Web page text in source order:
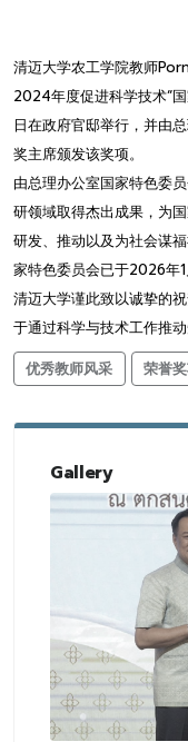
清迈大学农工学院教师
2024年度促进科学技术“
日在政府官邸举行，并由
奖主席颁发该奖项。
由总理办公室国家特色委
研领域取得杰出成果，为
研发、推动以及为社会谋
家特色委员会已于2026年1
清迈大学谨此致以诚挚的
于通过科学与技术工作推
优秀教师风采
荣誉
Gallery